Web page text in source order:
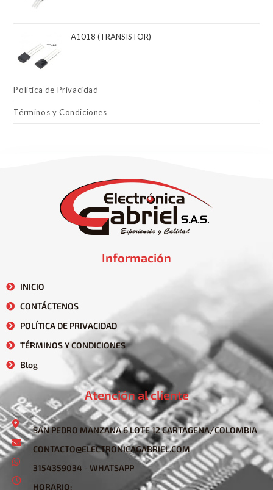
A1018 (TRANSISTOR)
Política de Privacidad
Términos y Condiciones
Información
INICIO
CONTÁCTENOS
POLÍTICA DE PRIVACIDAD
TÉRMINOS Y CONDICIONES
Blog
Atención al cliente
SAN PEDRO MANZANA 6 LOTE 12 CARTAGENA/COLOMBIA
CONTACTO@ELECTRONICAGABRIEL.COM
3154359034 - WHATSAPP
HORARIO: